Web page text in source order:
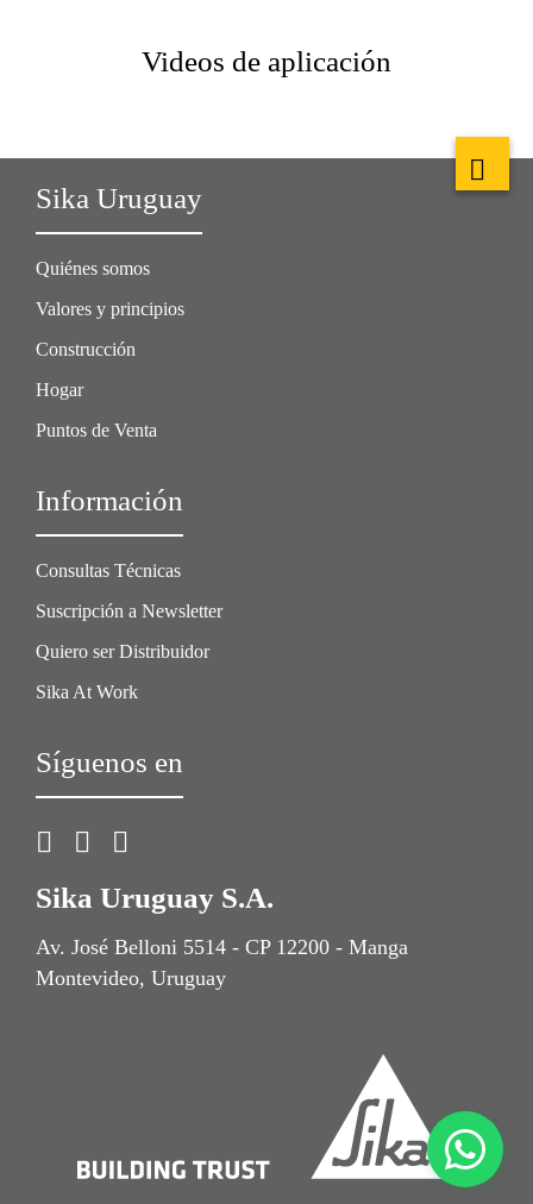
Videos de aplicación
Sika Uruguay
Quiénes somos
Valores y principios
Construcción
Hogar
Puntos de Venta
Información
Consultas Técnicas
Suscripción a Newsletter
Quiero ser Distribuidor
Sika At Work
Síguenos en
Sika Uruguay S.A.
Av. José Belloni 5514 - CP 12200 - Manga
Montevideo, Uruguay